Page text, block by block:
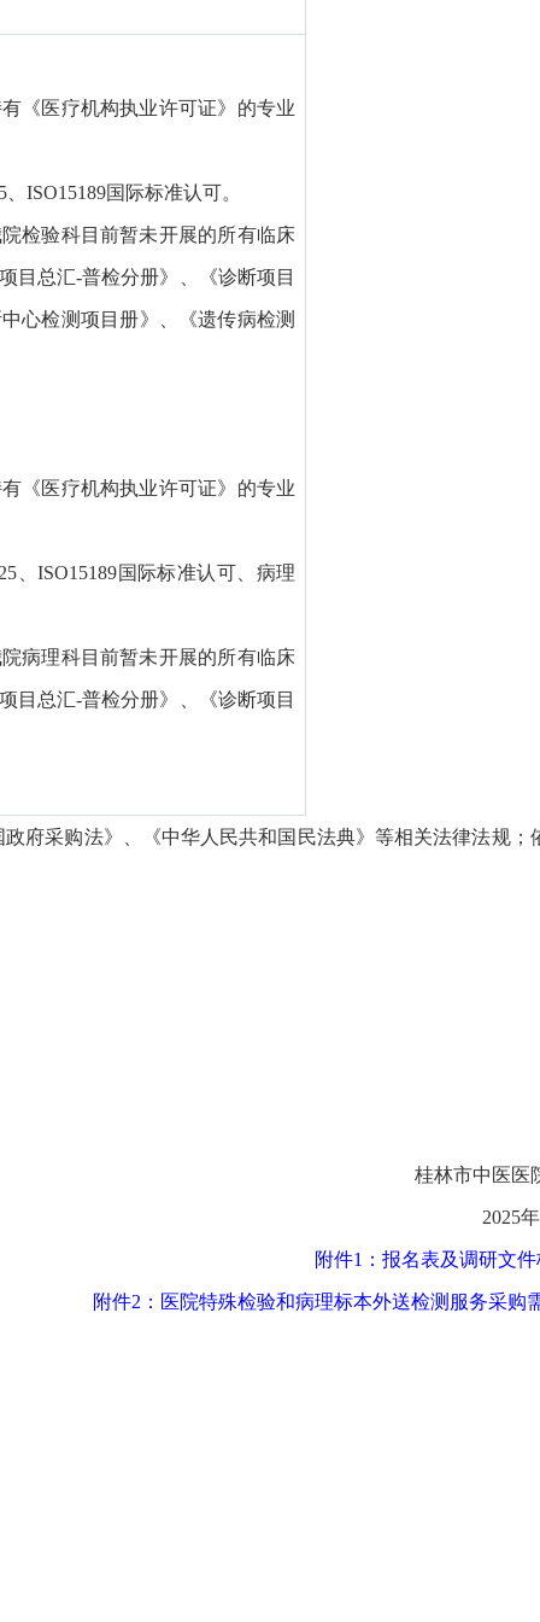
《医疗机构执业许可证》的专业
ISO15189国际标准认可。
检验科目前暂未开展的所有临床
目总汇-普检分册》、《诊断项目
心检测项目册》、《遗传病检测
《医疗机构执业许可证》的专业
、ISO15189国际标准认可、病理
病理科目前暂未开展的所有临床
目总汇-普检分册》、《诊断项目
府采购法》、《中华人民共和国民法典》等相关法律法规；
桂林市中医医
2025
附件1：报名表及调研文件
附件2：医院特殊检验和病理标本外送检测服务采购